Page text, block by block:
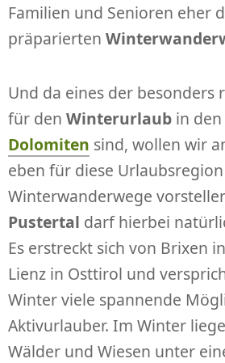
Familien und Senioren eher
präparierten
Und da eines der besonders
für den Winterurlaub in
Dolomiten sind, wollen wir
eben für diese
Winterwanderwege
Pustertal darf hierbei
Es erstreckt sich von Brixen
Lienz in Osttirol und
Winter viele spannende
Aktivurlauber. Im Winter
Wälder und Wiesen unter